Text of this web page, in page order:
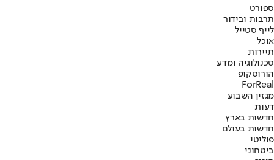
ספורט
תרבות ובידור
לייף סטייל
אוכל
תיירות
טכנולוגיה ומדע
הורוסקופ
ForReal
מגזין השבוע
דעות
חדשות בארץ
חדשות בעולם
פוליטי
ביטחוני